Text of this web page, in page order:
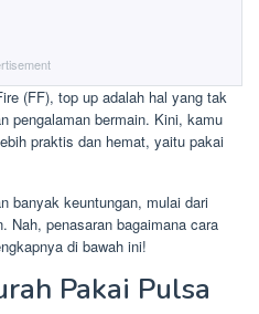
(FF), top up adalah hal yang tak
pengalaman bermain. Kini, kamu
praktis dan hemat, yaitu pakai
banyak keuntungan, mulai dari
Nah, penasaran bagaimana cara
di bawah ini!
Pakai Pulsa